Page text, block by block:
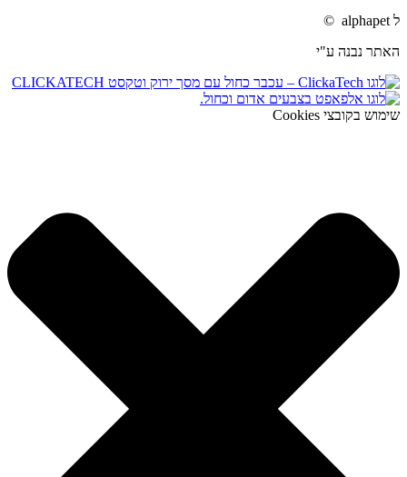
ל alphapet ©
האתר נבנה ע"י
שימוש בקובצי Cookies